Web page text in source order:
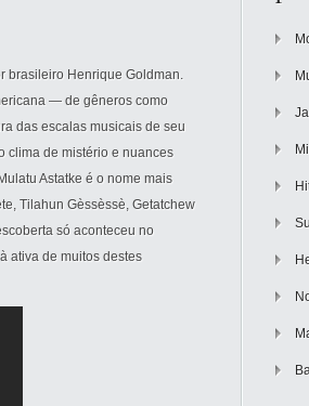
brasileiro Henrique Goldman.
— de gêneros como
das escalas musicais de seu
clima de mistério e nuances
Astatke é o nome mais
Tilahun Gèssèssè, Getatchew
só aconteceu no
ativa de muitos destes